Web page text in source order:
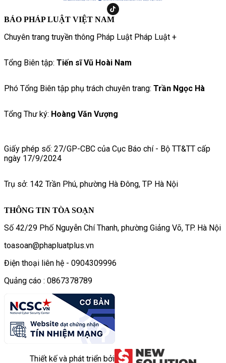
BÁO PHÁP LUẬT VIỆT NAM
Chuyên trang truyền thông Pháp Luật Pháp Luật +
Tổng Biên tập: Tiến sĩ Vũ Hoài Nam
Phó Tổng Biên tập phụ trách chuyên trang: Trần Ngọc Hà
Tổng Thư ký: Hoàng Văn Vượng
Giấy phép số: 27/GP-CBC của Cục Báo chí - Bộ TT&TT cấp
ngày 17/9/2024
Trụ sở: 142 Trần Phú, phường Hà Đông, TP Hà Nội
THÔNG TIN TÒA SOẠN
Số 42/29 Phố Nguyễn Chí Thanh, phường Giảng Võ, TP. Hà Nội
toasoan@phapluatplus.vn
Điện thoại liên hệ - 0904309996
Quảng cáo : 0867378789
Thiết kế và phát triển bởi